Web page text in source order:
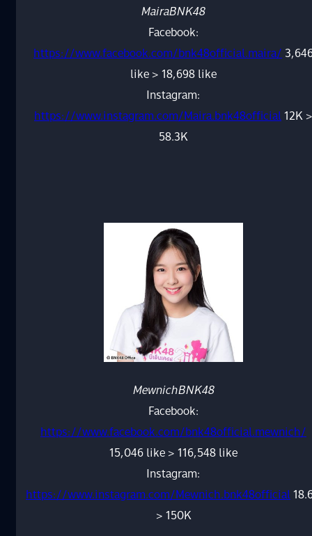
MairaBNK48
Facebook:
https://www.facebook.com/bnk48official.maira/
like > 18,698 like
Instagram:
https://www.instagram.com/Maira.bnk48official12K >
58.3K
MewnichBNK48
Facebook:
https://www.facebook.com/bnk48official.mewnich/
15,046 like > 116,548 like
Instagram:
https://www.instagram.com/Mewnich.bnk48official
> 150K